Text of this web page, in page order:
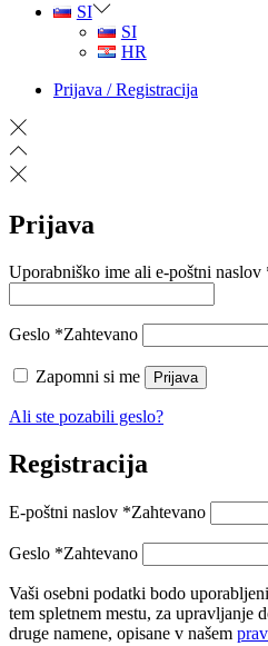
SI
SI
HR
Prijava / Registracija
Prijava
Uporabniško ime ali e-poštni naslov
Geslo *Zahtevano
Zapomni si me Prijava
Ali ste pozabili geslo?
Registracija
E-poštni naslov *Zahtevano
Geslo *Zahtevano
Vaši osebni podatki bodo
tem spletnem mestu, za upravljanje
druge namene, opisane v našem